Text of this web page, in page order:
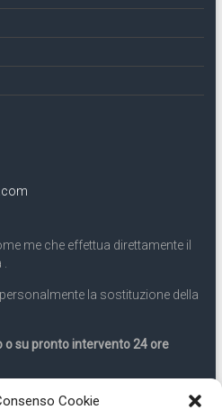
Cookie
me che effettua direttamente il
la sostituzione della
su pronto intervento 24 ore